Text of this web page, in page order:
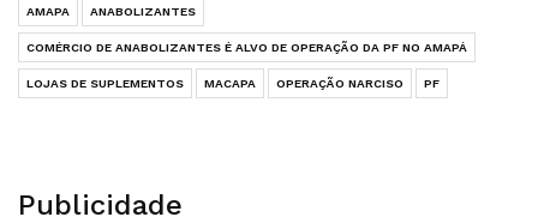
AMAPA ANABOLIZANTES
COMÉRCIO DE ANABOLIZANTES É ALVO DE OPERAÇÃO DA PF NO AMAPÁ
LOJAS DE SUPLEMENTOS MACAPA OPERAÇÃO NARCISO PF
Publicidade